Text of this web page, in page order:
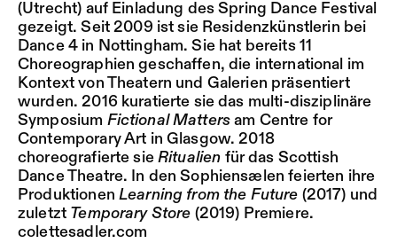
(Utrecht) auf Einladung des Spring Dance Festival
gezeigt. Seit 2009 ist sie Residenzkünstlerin bei
Dance 4 in Nottingham. Sie hat bereits 11
Choreographien geschaffen, die international im
Kontext von Theatern und Galerien präsentiert
wurden. 2016 kuratierte sie das multi-disziplinäre
Symposium Fictional Matters am Centre for
Contemporary Art in Glasgow. 2018
choreografierte sie Ritualien für das Scottish
Dance Theatre. In den Sophiensælen feierten ihre
Produktionen Learning from the Future (2017) und
zuletzt Temporary Store (2019) Premiere.
colettesadler.com